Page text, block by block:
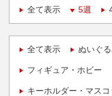
全て表示
5週
全て表示 ぬいぐ
フィギュア・ホビー
キーホルダー・マス